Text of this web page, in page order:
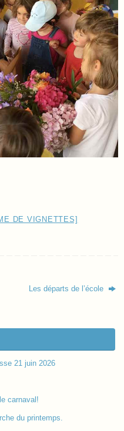
DE VIGNETTES]
Les départs de l’école
21 juin 2026
carnaval!
du printemps.